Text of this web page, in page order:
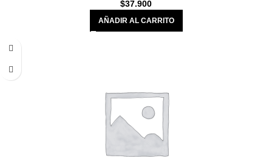
$37.900
AÑADIR AL CARRITO